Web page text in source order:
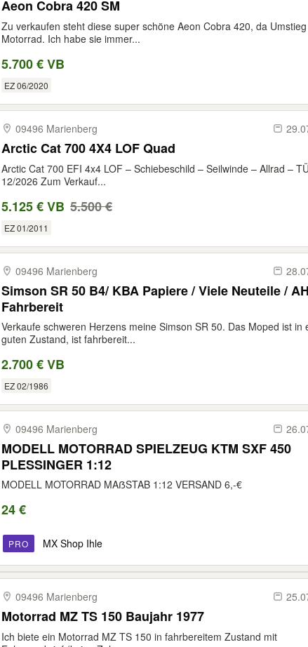
Aeon Cobra 420 SM
Zu verkaufen steht diese super schöne Aeon Cobra 420, da
Motorrad. Ich habe sie immer...
5.700 € VB
EZ 06/2020
09496 Marienberg
Arctic Cat 700 4X4 LOF Quad
Arctic Cat 700 EFI 4x4 LOF – Schiebeschild – Seilwinde – Allrad –
12/2026 Zum Verkauf...
5.125 € VB 5.500 €
EZ 01/2011
09496 Marienberg
Simson SR 50 B4/ KBA Papiere / Viele Neuteile /
Fahrbereit
Verkaufe schweren Herzens meine Simson SR 50. Das Moped ist in
guten Zustand, ist fahrbereit...
2.700 € VB
EZ 02/1986
09496 Marienberg
MODELL MOTORRAD SPIELZEUG KTM SXF 450
PLESSINGER 1:12
MODELL MOTORRAD MAẞSTAB 1:12 VERSAND 6,-€
24 €
PRO MX Shop Ihle
09496 Marienberg
Motorrad MZ TS 150 Baujahr 1977
Ich biete ein Motorrad MZ TS 150 in fahrbereitem Zustand mit